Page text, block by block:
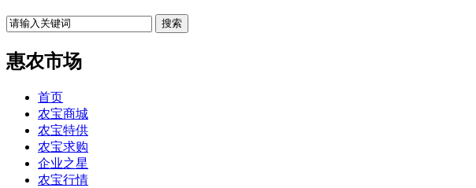
惠农市场
首页
农宝商城
农宝特供
农宝求购
企业之星
农宝行情